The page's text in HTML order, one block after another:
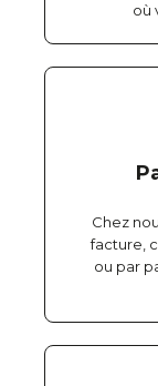
où
Chez
facture,
ou par